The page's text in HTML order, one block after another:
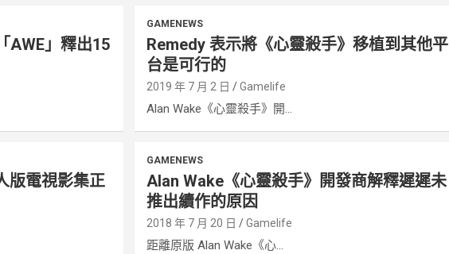
AWE」釋出15
GAMENEWS
Remedy 表示將《心靈殺手》移植到其他平
台是可行的
2019 年 7 月 2 日 Gamelife
Alan Wake《心靈殺手》開...
版電視影集正
GAMENEWS
Alan Wake《心靈殺手》開發商解釋遲遲未
推出續作的原因
2018 年 7 月 20 日 Gamelife
距離原版 Alan Wake《心...